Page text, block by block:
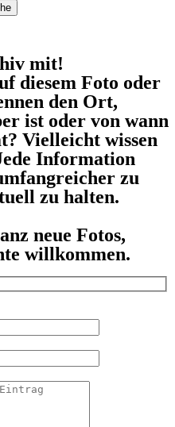
mit!
diesem Foto oder
den Ort,
ist oder von wann
Vielleicht wissen
Information
zu
zu halten.
neue Fotos,
willkommen.